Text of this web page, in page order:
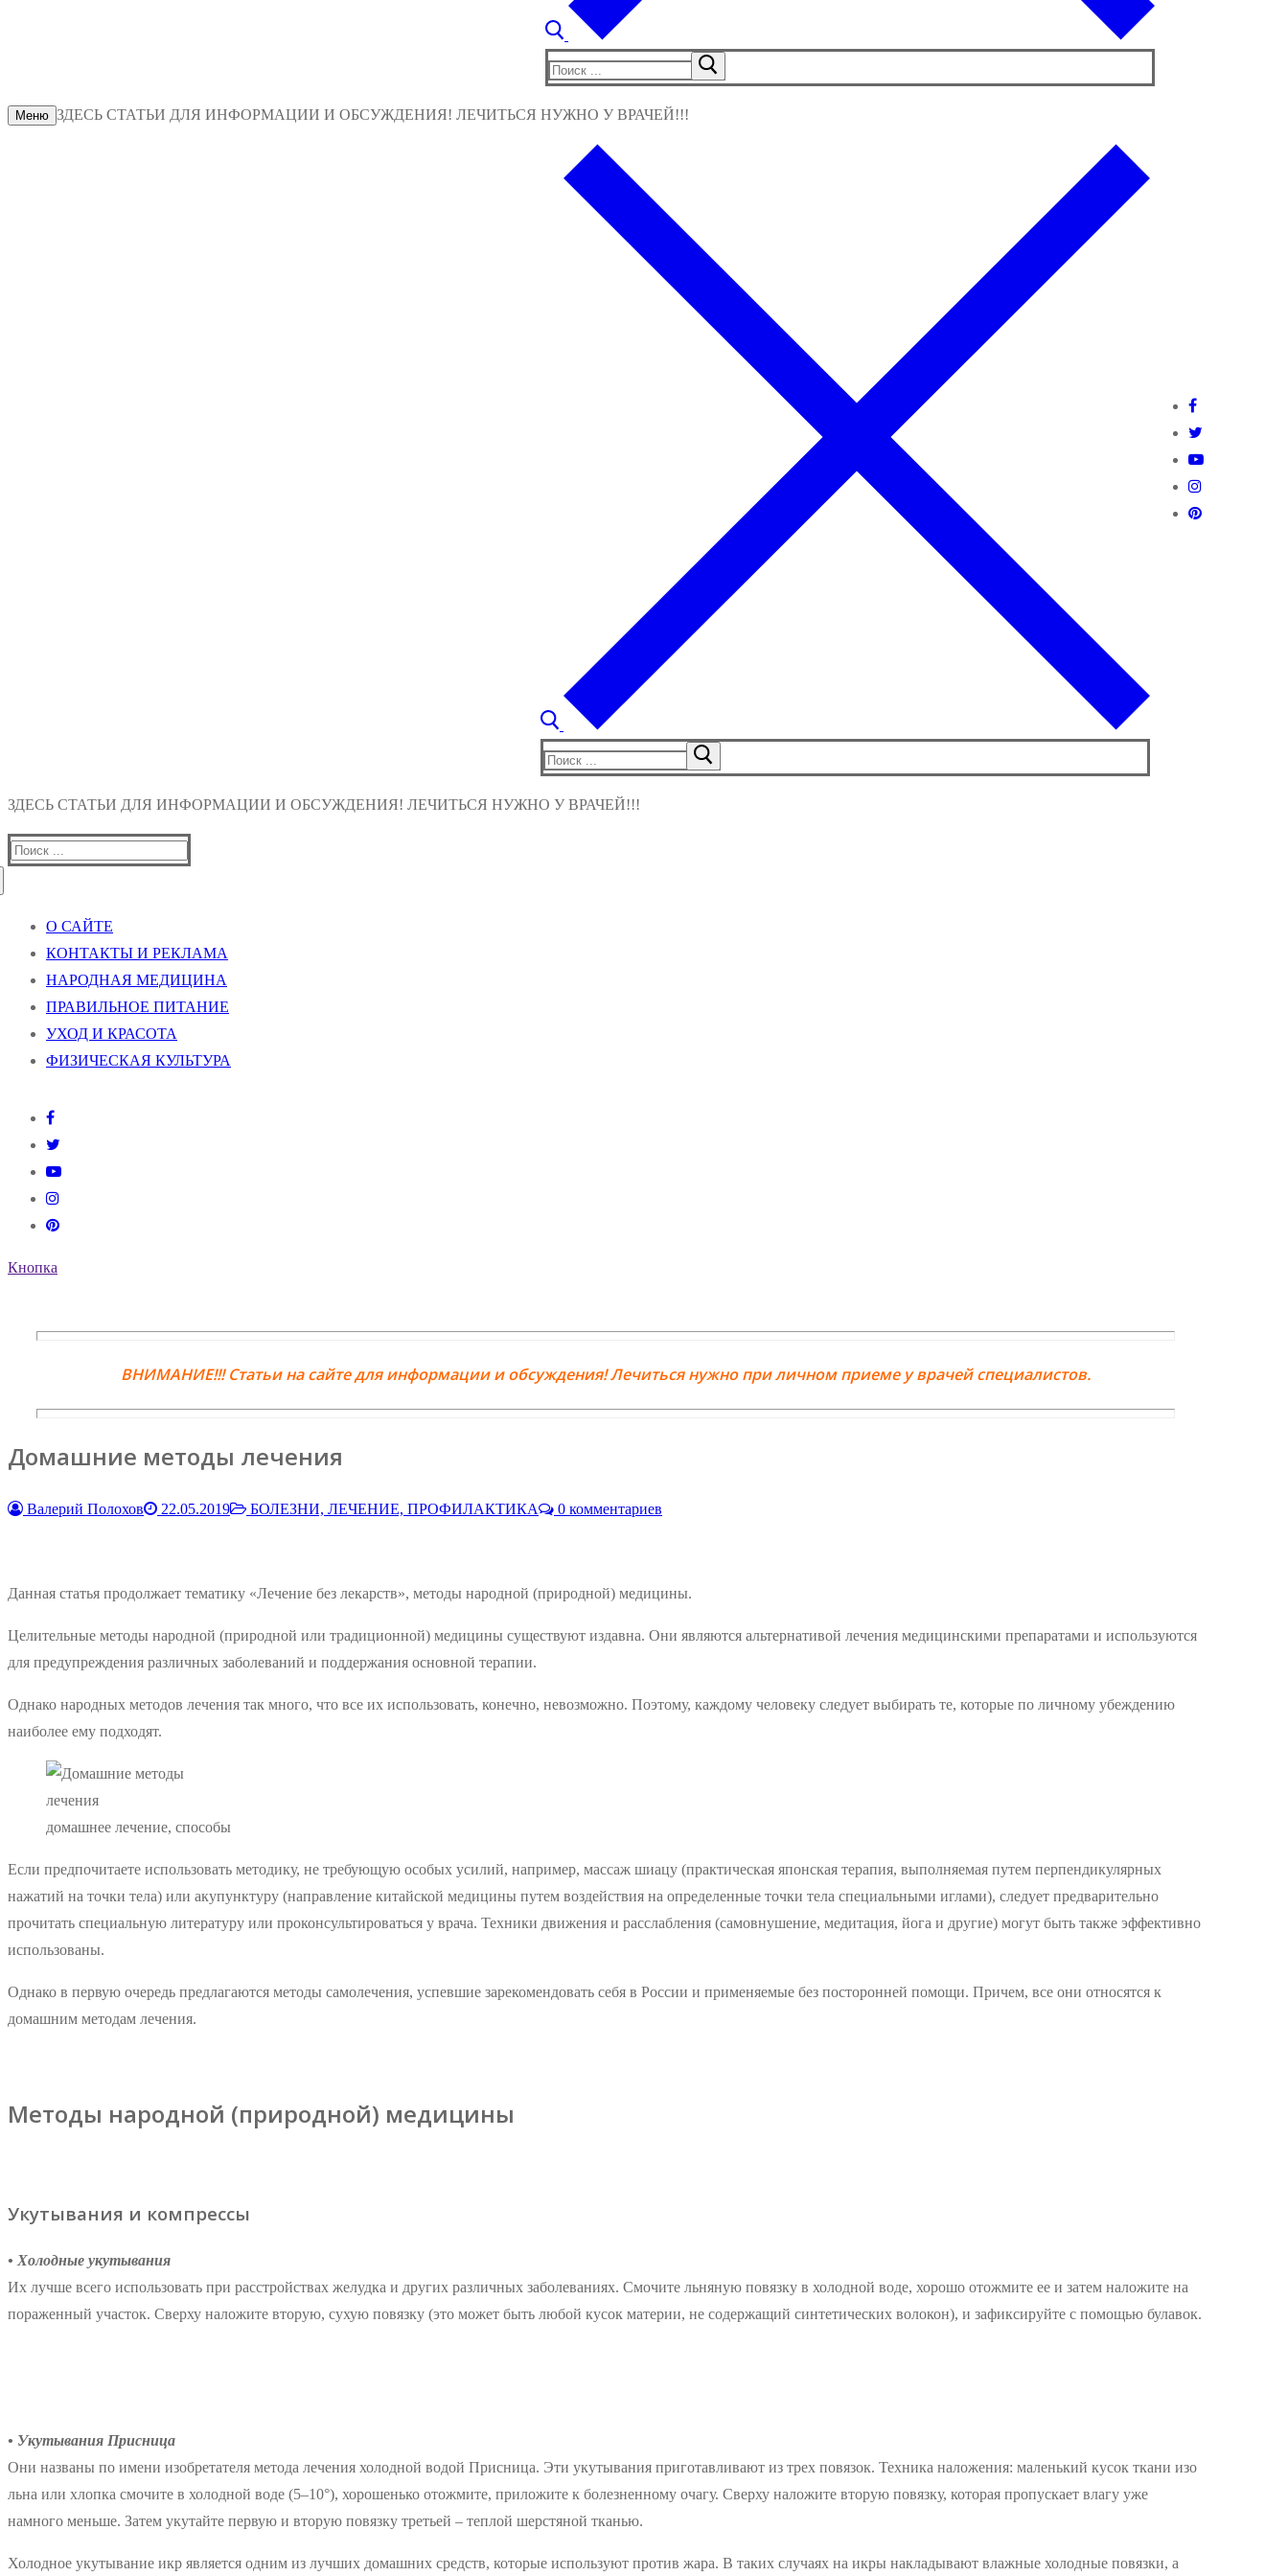
Найти:
Меню ЗДЕСЬ СТАТЬИ ДЛЯ ИНФОРМАЦИИ И ОБСУЖДЕНИЯ! ЛЕЧИТЬСЯ НУЖНО У ВРАЧЕЙ!!!
Найти:
ЗДЕСЬ СТАТЬИ ДЛЯ ИНФОРМАЦИИ И ОБСУЖДЕНИЯ! ЛЕЧИТЬСЯ НУЖНО У ВРАЧЕЙ!!!
Найти:
О САЙТЕ
КОНТАКТЫ И РЕКЛАМА
НАРОДНАЯ МЕДИЦИНА
ПРАВИЛЬНОЕ ПИТАНИЕ
УХОД И КРАСОТА
ФИЗИЧЕСКАЯ КУЛЬТУРА
Кнопка
ВНИМАНИЕ!!! Статьи на сайте для информации и обсуждения! Лечиться нужно при личном приеме у врачей специалистов.
Домашние методы лечения
Валерий Полохов 22.05.2019 БОЛЕЗНИ, ЛЕЧЕНИЕ, ПРОФИЛАКТИКА 0 комментариев
Данная статья продолжает тематику «Лечение без лекарств», методы народной (природной) медицины.
Целительные методы народной (природной или традиционной) медицины существуют издавна. Они являются альтернативой лечения медицинскими препаратами и используются
для предупреждения различных заболеваний и поддержания основной терапии.
Однако народных методов лечения так много, что все их использовать, конечно, невозможно. Поэтому, каждому человеку следует выбирать те, которые по личному убеждению
наиболее ему подходят.
домашнее лечение, способы
Если предпочитаете использовать методику, не требующую особых усилий, например, массаж шиацу (практическая японская терапия, выполняемая путем перпендикулярных
нажатий на точки тела) или акупунктуру (направление китайской медицины путем воздействия на определенные точки тела специальными иглами), следует предварительно
прочитать специальную литературу или проконсультироваться у врача. Техники движения и расслабления (самовнушение, медитация, йога и другие) могут быть также эффективно
использованы.
Однако в первую очередь предлагаются методы самолечения, успевшие зарекомендовать себя в России и применяемые без посторонней помощи. Причем, все они относятся к
домашним методам лечения.
Методы народной (природной) медицины
Укутывания и компрессы
• Холодные укутывания
Их лучше всего использовать при расстройствах желудка и других различных заболеваниях. Смочите льняную повязку в холодной воде, хорошо отожмите ее и затем наложите на
пораженный участок. Сверху наложите вторую, сухую повязку (это может быть любой кусок материи, не содержащий синтетических волокон), и зафиксируйте с помощью булавок.
• Укутывания Присница
Они названы по имени изобретателя метода лечения холодной водой Присница. Эти укутывания приготавливают из трех повязок. Техника наложения: маленький кусок ткани изо
льна или хлопка смочите в холодной воде (5–10°), хорошенько отожмите, приложите к болезненному очагу. Сверху наложите вторую повязку, которая пропускает влагу уже
намного меньше. Затем укутайте первую и вторую повязку третьей – теплой шерстяной тканью.
Холодное укутывание икр является одним из лучших домашних средств, которые используют против жара. В таких случаях на икры накладывают влажные холодные повязки, а